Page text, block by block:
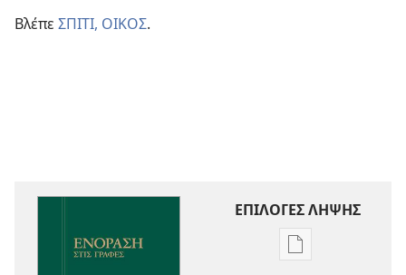
Βλέπε ΣΠΙΤΙ, ΟΙΚΟΣ.
ΕΠΙΛΟΓΕΣ ΛΗΨΗΣ
Επιλογές